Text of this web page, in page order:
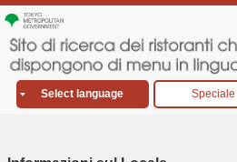
Select language Speciale